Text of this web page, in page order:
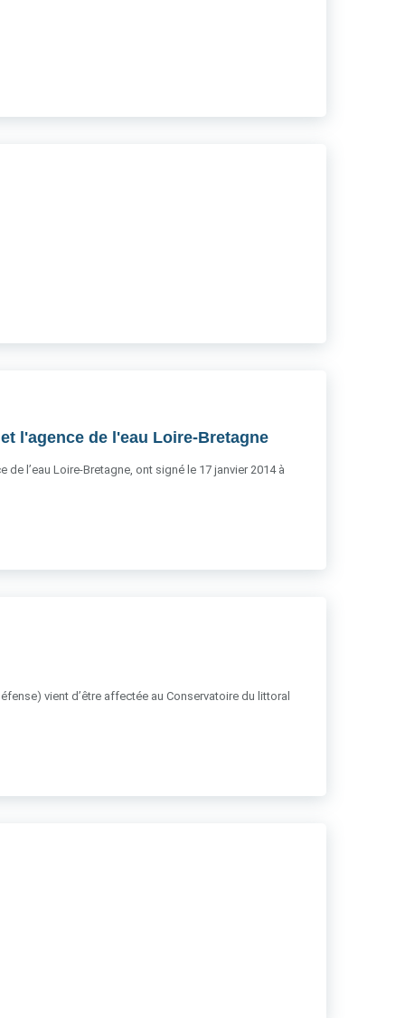
l'agence de l'eau Loire-Bretagne
l’eau Loire-Bretagne, ont signé le 17 janvier 2014 à
vient d’être affectée au Conservatoire du littoral